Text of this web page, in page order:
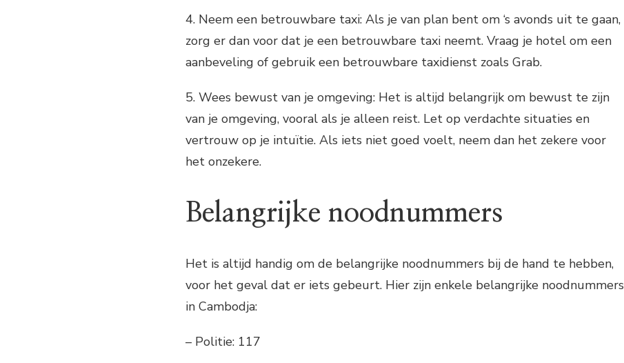
4. Neem een betrouwbare taxi: Als je van plan bent om ‘s avonds uit te gaan,
zorg er dan voor dat je een betrouwbare taxi neemt. Vraag je hotel om een
aanbeveling of gebruik een betrouwbare taxidienst zoals Grab.
5. Wees bewust van je omgeving: Het is altijd belangrijk om bewust te zijn
van je omgeving, vooral als je alleen reist. Let op verdachte situaties en
vertrouw op je intuïtie. Als iets niet goed voelt, neem dan het zekere voor
het onzekere.
Belangrijke noodnummers
Het is altijd handig om de belangrijke noodnummers bij de hand te hebben,
voor het geval dat er iets gebeurt. Hier zijn enkele belangrijke noodnummers
in Cambodja:
– Politie: 117